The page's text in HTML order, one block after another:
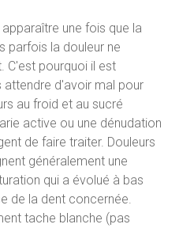
une fois que la
parfois la douleur ne
C'est pourquoi il est
d'avoir mal pour
au froid et au sucré
active ou une dénudation
de faire traiter. Douleurs
généralement une
qui a évolué à bas
de la dent concernée.
tache blanche (pas